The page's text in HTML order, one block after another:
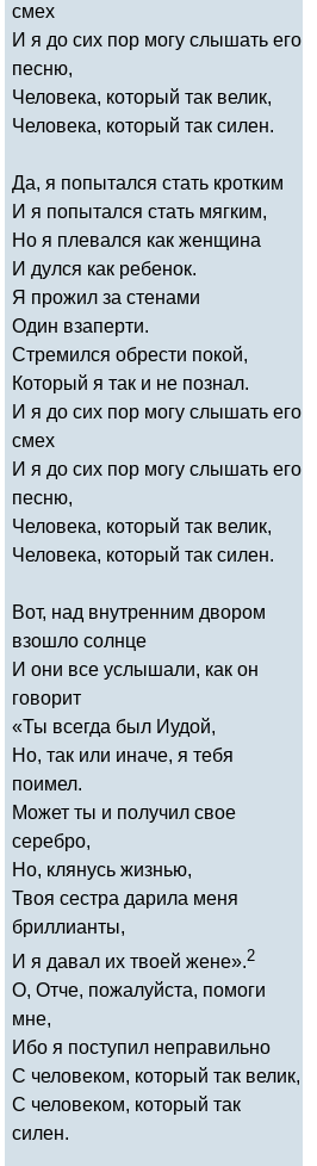
смех
И я до сих пор могу слышать его
песню,
Человека, который так велик,
Человека, который так силен.
Да, я попытался стать кротким
И я попытался стать мягким,
Но я плевался как женщина
И дулся как ребенок.
Я прожил за стенами
Один взаперти.
Стремился обрести покой,
Который я так и не познал.
И я до сих пор могу слышать его
смех
И я до сих пор могу слышать его
песню,
Человека, который так велик,
Человека, который так силен.
Вот, над внутренним двором
взошло солнце
И они все услышали, как он
говорит
«Ты всегда был Иудой,
Но, так или иначе, я тебя
поимел.
Может ты и получил свое
серебро,
Но, клянусь жизнью,
Твоя сестра дарила меня
бриллианты,
И я давал их твоей жене».2
О, Отче, пожалуйста, помоги
мне,
Ибо я поступил неправильно
С человеком, который так велик,
С человеком, который так
силен.